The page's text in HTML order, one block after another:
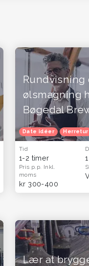
og gavekort til mænd
Rundvisning
ølsmagning
Bøgedal
Date idéer Herretur
Tid
1-2 timer
Pris p.p. Inkl.
moms
kr 300-400
Lær at